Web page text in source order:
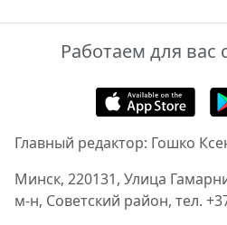
Работаем для вас
Главный редактор: Гошко
Минск, 220131, Улица
м-н, Советский район, тел.